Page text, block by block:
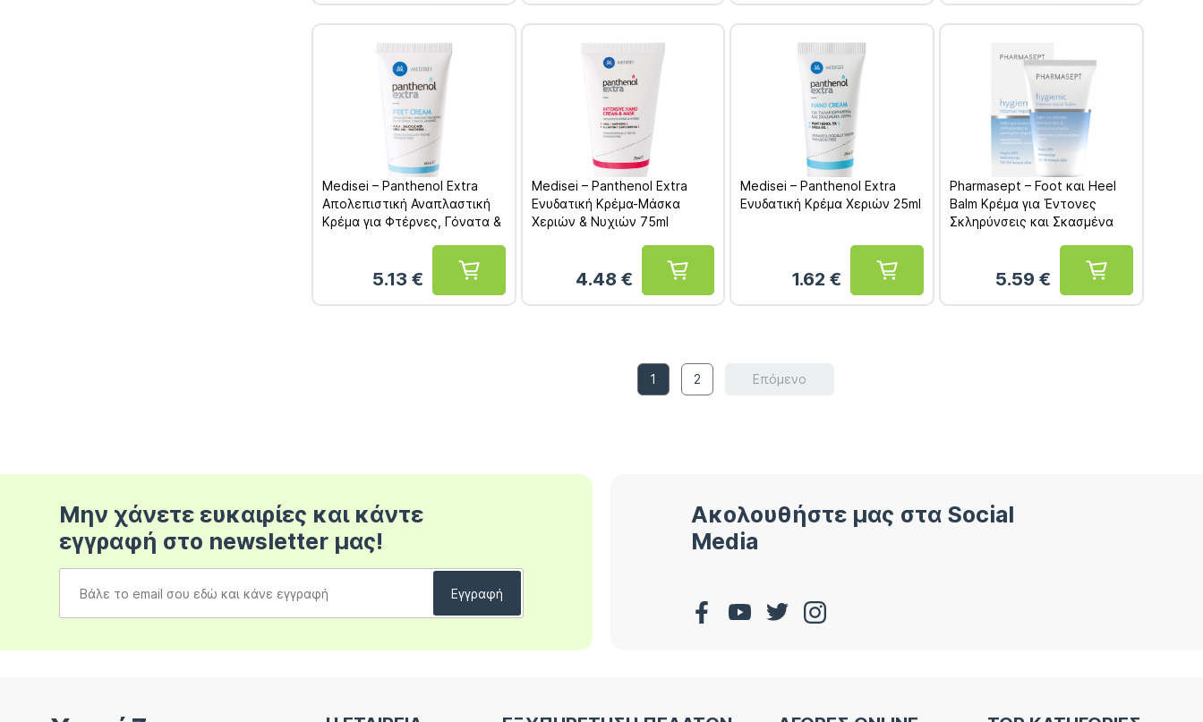
Medisei – Panthenol Extra
Απολεπιστική Αναπλαστική
Κρέμα για Φτέρνες, Γόνατα &
5.13 €
Medisei – Panthenol Extra
Ενυδατική Kρέμα-Μάσκα
Χεριών & Νυχιών 75ml
4.48 €
Medisei – Panthenol Extra
Ενυδατική Κρέμα Χεριών 25ml
1.62€
Pharmasept – Foot και Heel
Balm Κρέμα για Έντονες
Σκληρύνσεις και Σκασμένα
5.59 €
1 2 Επόμενο
Μην χάνετε ευκαιρίες και κάντε
εγγραφή στο newsletter μας!
Ακολουθήστε μας στα Social
Media